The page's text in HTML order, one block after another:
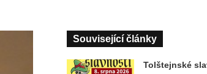
Související články
Tolštejnské